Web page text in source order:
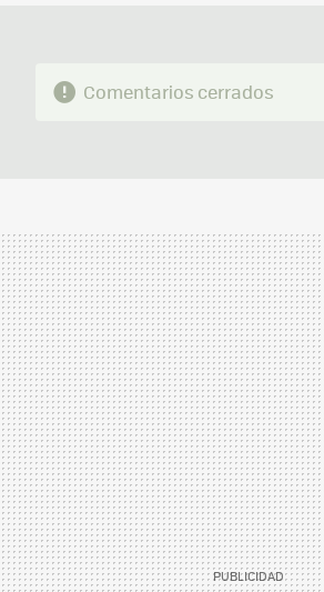
Comentarios cerrados